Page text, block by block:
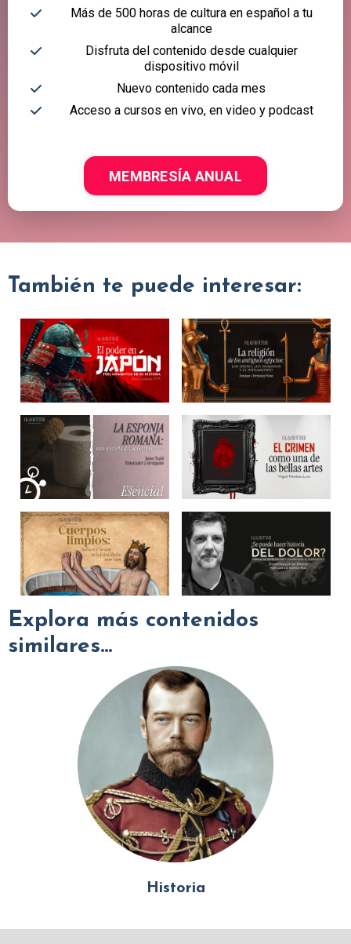
Más de 500 horas de cultura en español a tu
alcance
Disfruta del contenido desde cualquier
dispositivo móvil
Nuevo contenido cada mes
Acceso a cursos en vivo, en video y podcast
MEMBRESÍA ANUAL
También te puede interesar:
Explora más contenidos
similares...
Historia
Mundo Islámico